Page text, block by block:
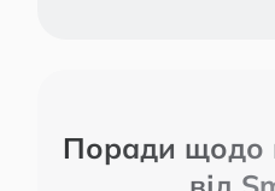
Поради щодо